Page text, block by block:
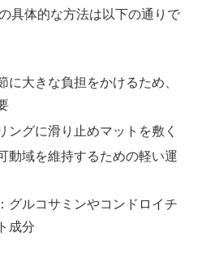
具体的な方法は以下の通りで
に大きな負担をかけるため、
ングに滑り止めマットを敷く
動域を維持するための軽い運
：グルコサミンやコンドロイチ
成分